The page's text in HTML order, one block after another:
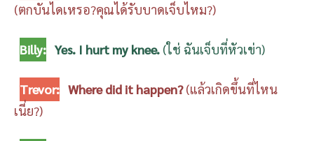
(ตกบันไดเหรอ?คุณได้รับบาดเจ็บไหม?)
Billy: Yes. I hurt my knee. (ใช่ ฉันเจ็บที่หัวเข่า)
Trevor: Where did it happen?(แล้วเกิดขึ้นที่ไหน
เนี่ย?)